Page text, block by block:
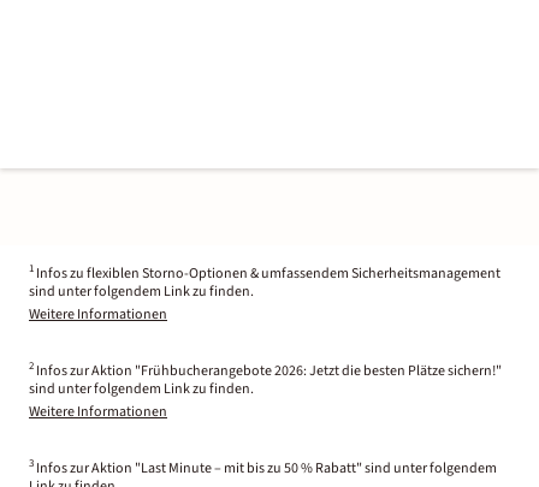
1 Infos zu flexiblen Storno-Optionen & umfassendem Sicherheitsmanagement
sind unter folgendem Link zu finden.
Weitere Informationen
2 Infos zur Aktion "Frühbucherangebote 2026: Jetzt die besten Plätze sichern!"
sind unter folgendem Link zu finden.
Weitere Informationen
3 Infos zur Aktion "Last Minute – mit bis zu 50 % Rabatt" sind unter folgendem